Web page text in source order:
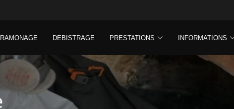
RAMONAGE DEBISTRAGE PRESTATIONS INFORMATIONS